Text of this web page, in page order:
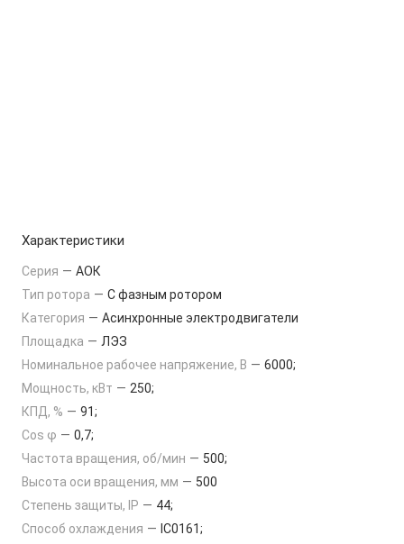
Характеристики
Серия — АОК
Тип ротора — С фазным ротором
Категория — Асинхронные электродвигатели
Площадка — ЛЭЗ
Номинальное рабочее напряжение, В — 6000;
Мощность, кВт — 250;
КПД, % — 91;
Cos φ — 0,7;
Частота вращения, об/мин — 500;
Высота оси вращения, мм — 500
Степень защиты, IP — 44;
Способ охлаждения — IC0161;